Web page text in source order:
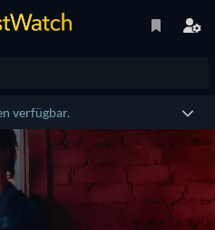
verfügbar.